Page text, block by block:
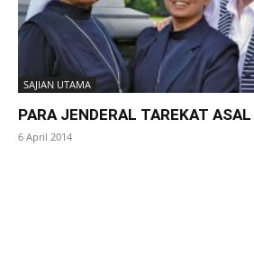
SAJIAN UTAMA
PARA JENDERAL TAREKAT
6 April 2014